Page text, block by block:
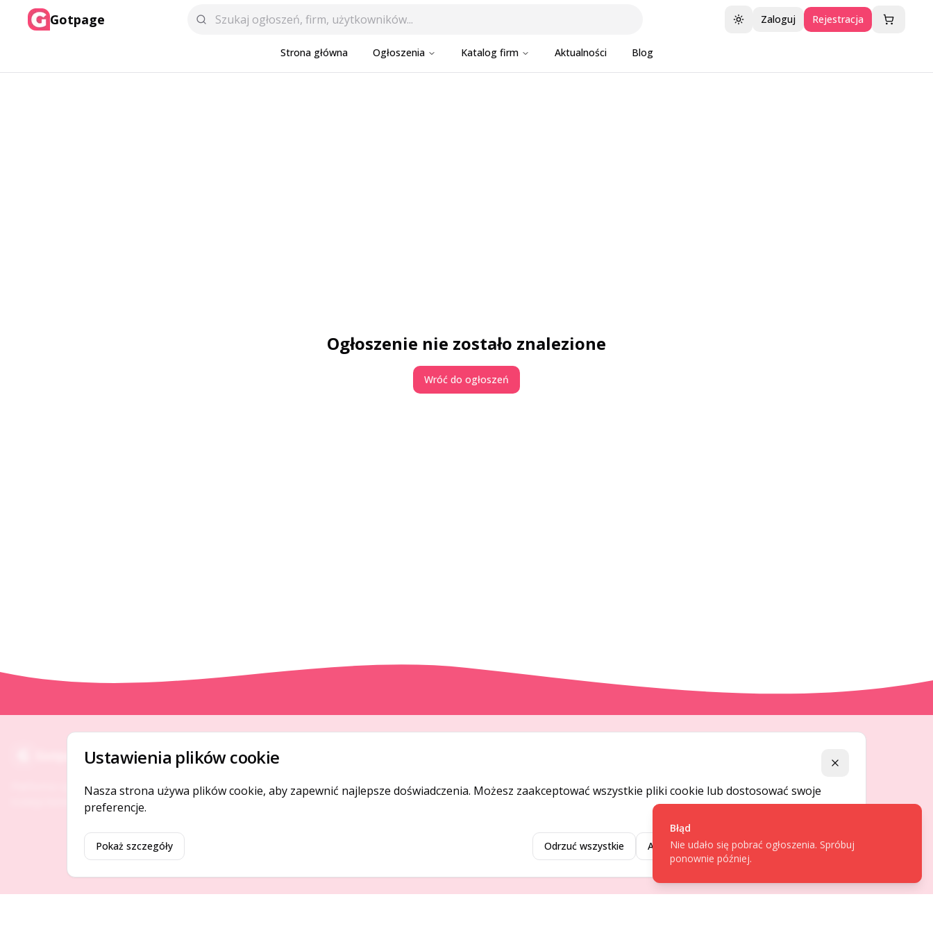
Gotpage Przełącz motyw
Zaloguj Rejestracja
Strona główna Ogłoszenia Katalog firm Aktualności Blog
Ogłoszenie nie zostało znalezione
Wróć do ogłoszeń
Gotpage
Platforma ogłoszeń i firm, która łączy ludzi i
rozwija biznes w Twojej okolicy.
O NAS
Kontakt
Usługi premium
Regulamin
Błąd
Nie udało się pobrać ogłoszenia. Spróbuj
ponownie później.
Ustawienia plików cookie Zamknij
Nasza strona używa plików cookie, aby zapewnić najlepsze doświadczenia. Możesz zaakceptować wszystkie pliki cookie lub dostosować swoje
preferencje.
Pokaż szczegóły Odrzuć wszystkie Akceptuj wybrane Akceptuj wszystkie